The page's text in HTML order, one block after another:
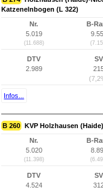
Katzenelnbogen (L 322)
Nr.
5.019
(11.688)
B-
DTV
2.989
SV
Infos...
B 260 KVP Holzhausen
Nr.
5.020
(11.398)
B-
DTV
4.524
SV